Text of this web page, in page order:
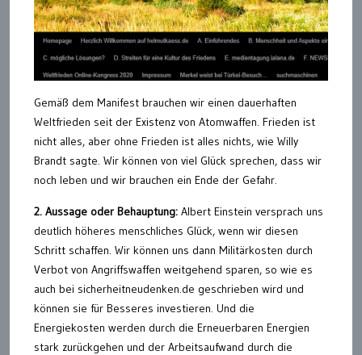
Gemäß dem Manifest brauchen wir einen dauerhaften
Weltfrieden seit der Existenz von Atomwaffen. Frieden ist
nicht alles, aber ohne Frieden ist alles nichts, wie Willy
Brandt sagte. Wir können von viel Glück sprechen, dass wir
noch leben und wir brauchen ein Ende der Gefahr.
2. Aussage oder Behauptung: Albert Einstein versprach uns
deutlich höheres menschliches Glück, wenn wir diesen
Schritt schaffen. Wir können uns dann Militärkosten durch
Verbot von Angriffswaffen weitgehend sparen, so wie es
auch bei sicherheitneudenken.de geschrieben wird und
können sie für Besseres investieren. Und die
Energiekosten werden durch die Erneuerbaren Energien
stark zurückgehen und der Arbeitsaufwand durch die